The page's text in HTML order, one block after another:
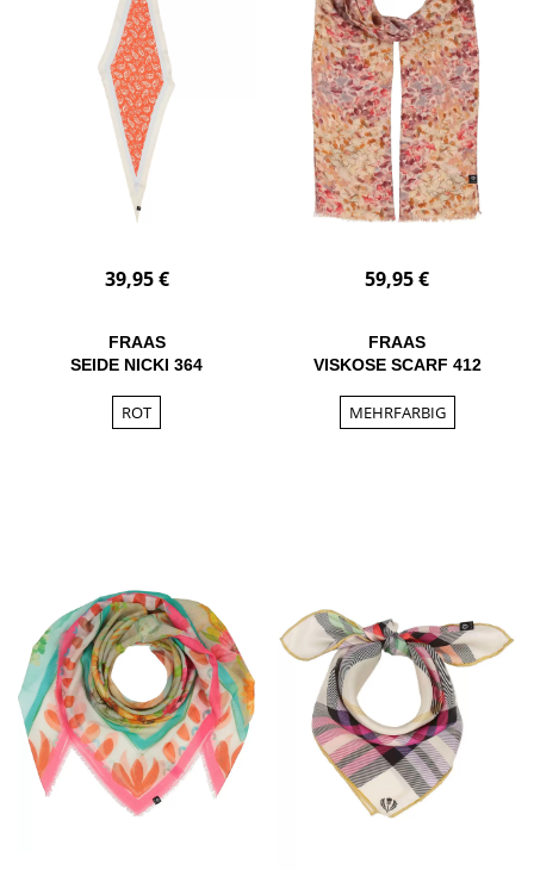
39,95 €
FRAAS
SEIDE NICKI 364
ROT
59,95 €
FRAAS
VISKOSE SCARF 412
MEHRFARBIG